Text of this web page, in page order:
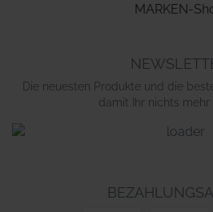
MARKEN-
Die neuesten Produkte und die
damit Ihr nichts mehr